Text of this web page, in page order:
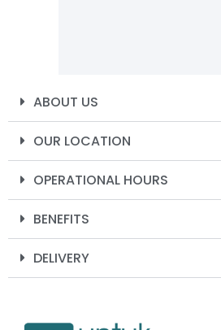
ABOUT US
OUR LOCATION
OPERATIONAL HOURS
BENEFITS
DELIVERY